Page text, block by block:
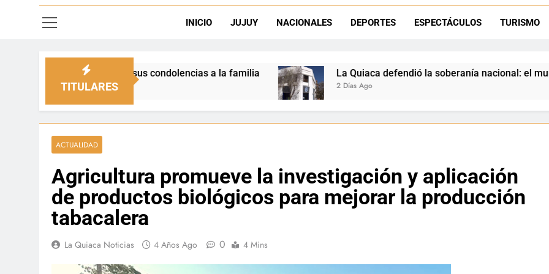
Luciana Álvarez recibió el Premio San Salvador: La Quiaca celebra
INICIO JUJUY NACIONALES DEPORTES ESPECTÁCULOS TURISMO
TITULARES
sus condolencias a la familia La Quiaca defendió la soberanía nacional: el municipio rechazó la
ACTUALIDAD
Agricultura promueve la investigación y aplicación
de productos biológicos para mejorar la producción
tabacalera
La Quiaca Noticias 4 Años Ago 0 4 Mins